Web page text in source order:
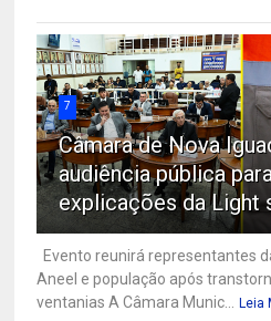
7
Câmara de Nova
audiência pública
explicações da Light
Evento reunirá representantes
Aneel e população após
ventanias A Câmara Munic...
Leia